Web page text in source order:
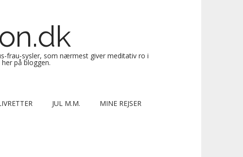
frau-sysler, som nærmest giver meditativ ro i
på bloggen.
JUL M.M. MINE REJSER